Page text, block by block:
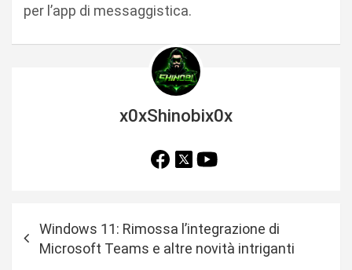
per l’app di messaggistica.
x0xShinobix0x
Windows 11: Rimossa l’integrazione di
Microsoft Teams e altre novità intriganti